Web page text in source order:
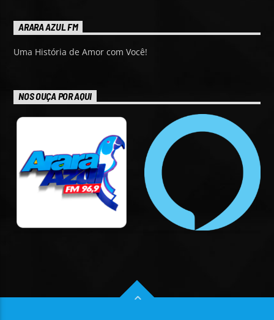
ARARA AZUL FM
Uma História de Amor com Você!
NOS OUÇA POR AQUI